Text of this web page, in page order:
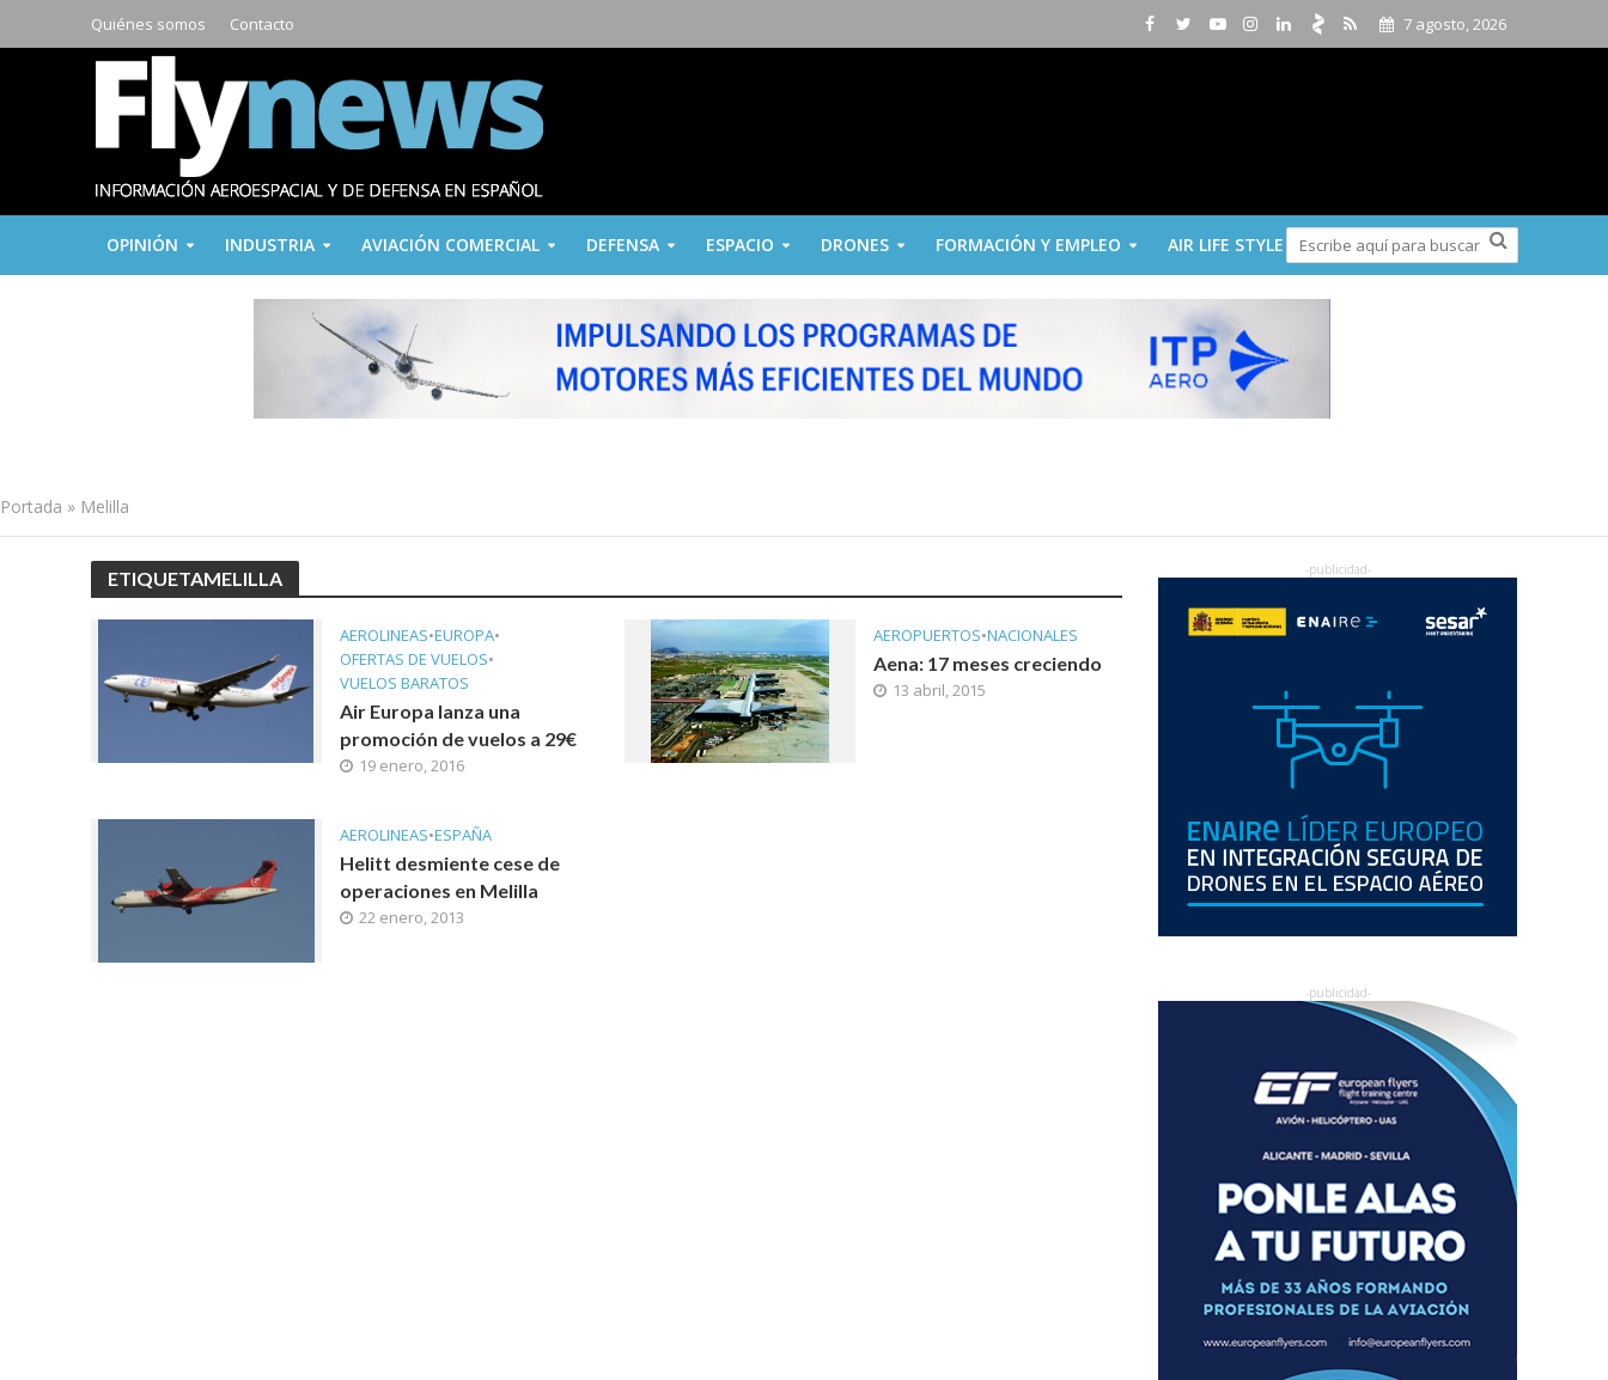
Quiénes somos Contacto 7 agosto, 2026
OPINIÓN INDUSTRIA AVIACIÓN COMERCIAL DEFENSA ESPACIO DRONES FORMACIÓN Y EMPLEO AIR LIFE STYLE
Portada » Melilla
ETIQUETAMELILLA
AEROLINEAS•EUROPA•
OFERTAS DE VUELOS•
VUELOS BARATOS
Air Europa lanza una
promoción de vuelos a 29€
19 enero, 2016
AEROPUERTOS•NACIONALES
Aena: 17 meses creciendo
13 abril, 2015
AEROLINEAS•ESPAÑA
Helitt desmiente cese de
operaciones en Melilla
22 enero, 2013